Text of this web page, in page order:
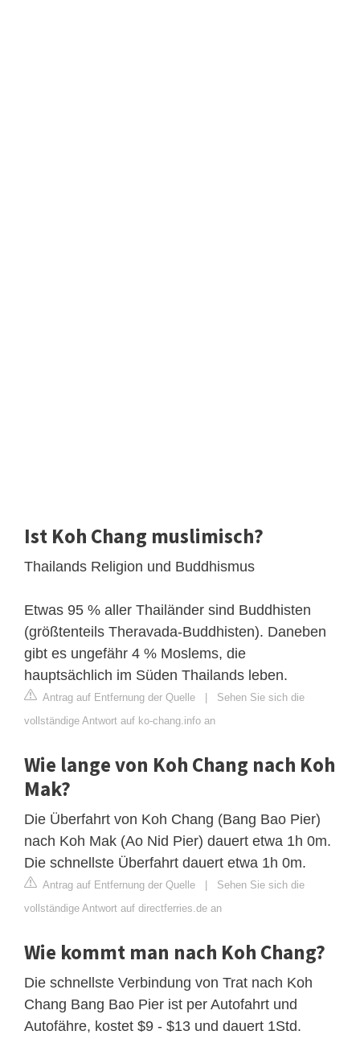
Ist Koh Chang muslimisch?
Thailands Religion und Buddhismus
Etwas 95 % aller Thailänder sind Buddhisten
(größtenteils Theravada-Buddhisten). Daneben
gibt es ungefähr 4 % Moslems, die
hauptsächlich im Süden Thailands leben.
Antrag auf Entfernung der Quelle | Sehen Sie sich die
vollständige Antwort auf ko-chang.info an
Wie lange von Koh Chang nach Koh
Mak?
Die Überfahrt von Koh Chang (Bang Bao Pier)
nach Koh Mak (Ao Nid Pier) dauert etwa 1h 0m.
Die schnellste Überfahrt dauert etwa 1h 0m.
Antrag auf Entfernung der Quelle | Sehen Sie sich die
vollständige Antwort auf directferries.de an
Wie kommt man nach Koh Chang?
Die schnellste Verbindung von Trat nach Koh
Chang Bang Bao Pier ist per Autofahrt und
Autofähre, kostet $9 - $13 und dauert 1Std.